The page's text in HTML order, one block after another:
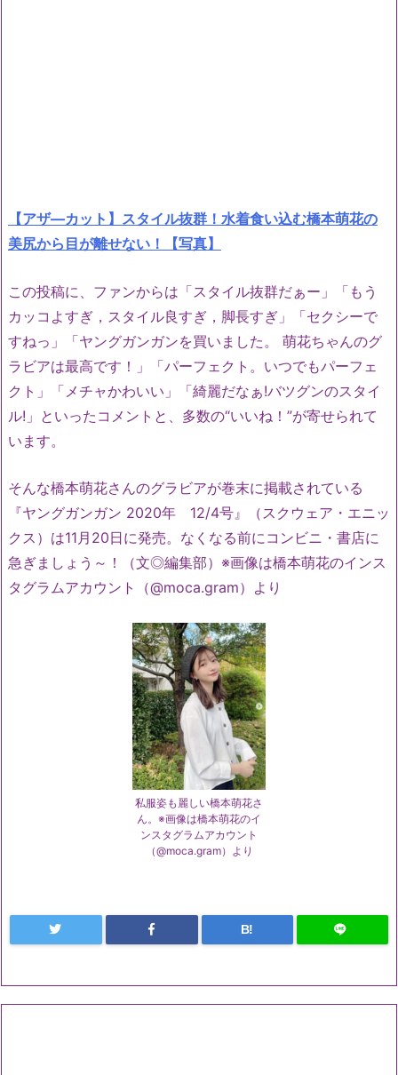
【アザ―カット】スタイル抜群！水着食い込む橋本萌花の
美尻から目が離せない！【写真】
この投稿に、ファンからは「スタイル抜群だぁー」「もう
カッコよすぎ，スタイル良すぎ，脚長すぎ」「セクシーで
すねっ」「ヤングガンガンを買いました。 萌花ちゃんのグ
ラビアは最高です！」「パーフェクト。いつでもパーフェ
クト」「メチャかわいい」「綺麗だなぁ!バツグンのスタイ
ル!」といったコメントと、多数の“いいね！”が寄せられて
います。
そんな橋本萌花さんのグラビアが巻末に掲載されている
『ヤングガンガン 2020年 12/4号』（スクウェア・エニッ
クス）は11月20日に発売。なくなる前にコンビニ・書店に
急ぎましょう～！（文◎編集部）※画像は橋本萌花のインス
タグラムアカウント（@moca.gram）より
私服姿も麗しい橋本萌花さ
ん。※画像は橋本萌花のイ
ンスタグラムアカウント
（@moca.gram）より
B!